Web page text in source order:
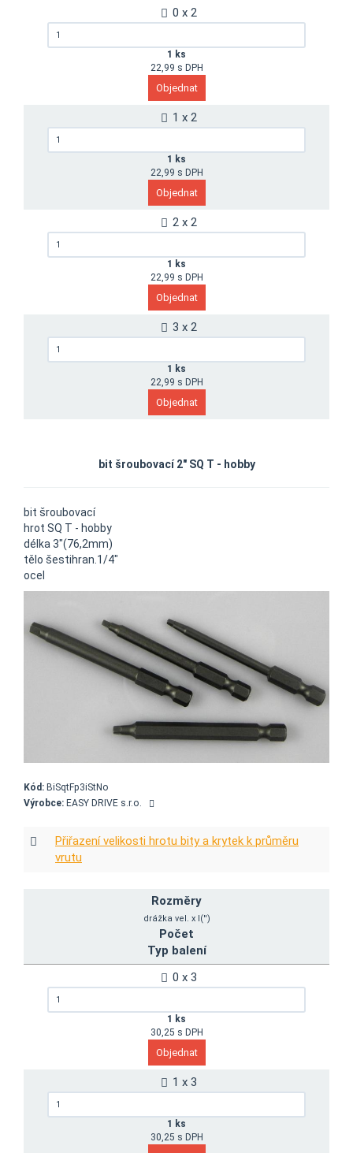
0 x 2
1 ks
22,99 s DPH
1 x 2
1 ks
22,99 s DPH
2 x 2
1 ks
22,99 s DPH
3 x 2
1 ks
22,99 s DPH
bit šroubovací 2" SQ T - hobby
bit šroubovací
hrot SQ T - hobby
délka 3"(76,2mm)
tělo šestihran.1/4"
ocel
Kód: BiSqtFp3iStNo
Výrobce: EASY DRIVE s.r.o.
Přiřazení velikosti hrotu bity a krytek k průměru
vrutu
Rozměry
drážka vel. x l('')
Počet
Typ balení
0 x 3
1 ks
30,25 s DPH
1 x 3
1 ks
30,25 s DPH